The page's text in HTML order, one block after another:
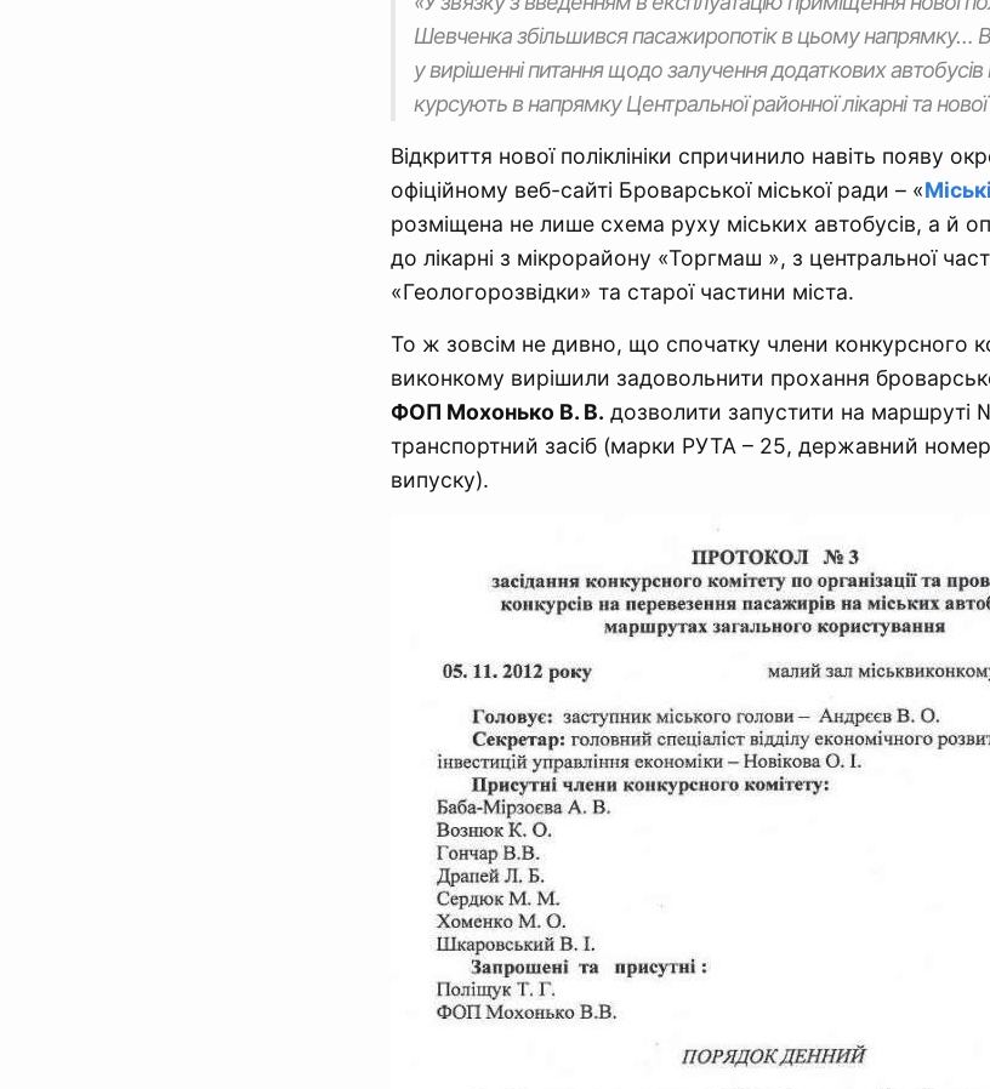
Шевченка збільшився пасажиропотік в цьому напрямку…
у вирішенні питання щодо залучення додаткових
курсують в напрямку Центральної районної лікарні та нової
Відкриття нової поліклініки спричинило навіть появу
офіційному веб-сайті Броварської міської ради – «
розміщена не лише схема руху міських автобусів, а й
до лікарні з мікрорайону «Торгмаш », з центральної
«Геологорозвідки» та старої частини міста.
То ж зовсім не дивно, що спочатку члени конкурсного
виконкому вирішили задовольнити прохання
ФОП Мохонько В. В. дозволити запустити на
транспортний засіб (марки РУТА – 25, державний
випуску).